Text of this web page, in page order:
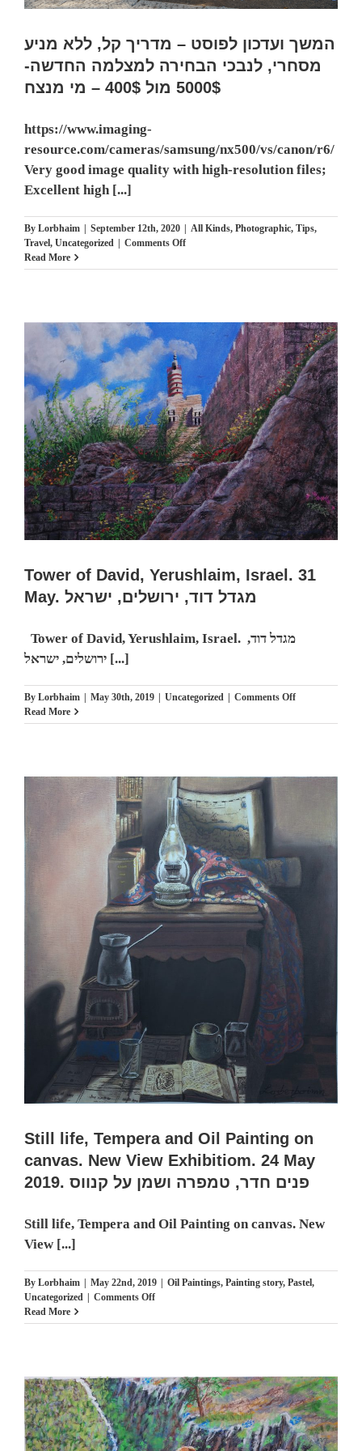
המשך ועדכון לפוסט – מדריך קל, ללא מניע
מסחרי, לנבכי הבחירה למצלמה החדשה-
5000$ מול 400$ – מי מנצח
https://www.imaging-
resource.com/cameras/samsung/nx500/vs/canon/r6/
Very good image quality with high-resolution files;
Excellent high [...]
By Lorbhaim | September 12th, 2020 | All Kinds, Photographic, Tips,
Travel, Uncategorized | Comments Offon
ועדכון
ללא
מניע
לנבכי
הבחירה
למצלמה
החדשה-
5000$
מול
400$
–
מי
מנצח
Read More
Tower of David, Yerushlaim, Israel. 31
May. מגדל דוד, ירושלים, ישראל
Tower of David, Yerushlaim, Israel. מגדל דוד,
ירושלים, ישראל [...]
By Lorbhaim | May 30th, 2019 | Uncategorized | Comments Offon
of
ירושלים,
ישראל
Read More
Still life, Tempera and Oil Painting on
canvas. New View Exhibitiom. 24 May
2019. פנים חדר, טמפרה ושמן על קנווס
Still life, Tempera and Oil Painting on canvas. New
View [...]
By Lorbhaim | May 22nd, 2019 | Oil Paintings, Painting story, Pastel,
Uncategorized | Comments Offon
life,
Painting
on
canvas.
New
View
Read More